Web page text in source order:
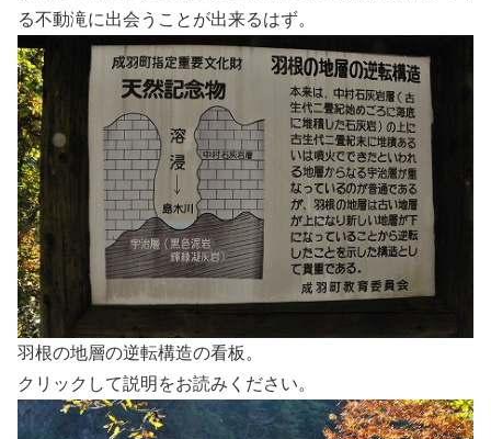
る不動滝に出会うことが出来るはず。
羽根の地層の逆転構造の看板。
クリックして説明をお読みください。